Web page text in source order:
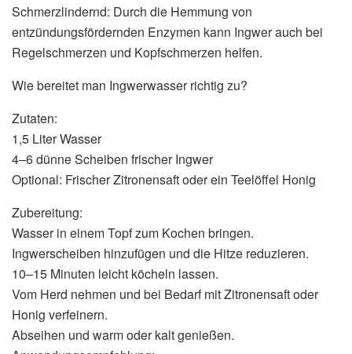
Schmerzlindernd: Durch die Hemmung von
entzündungsfördernden Enzymen kann Ingwer auch bei
Regelschmerzen und Kopfschmerzen helfen.
Wie bereitet man Ingwerwasser richtig zu?
Zutaten:
1,5 Liter Wasser
4–6 dünne Scheiben frischer Ingwer
Optional: Frischer Zitronensaft oder ein Teelöffel Honig
Zubereitung:
Wasser in einem Topf zum Kochen bringen.
Ingwerscheiben hinzufügen und die Hitze reduzieren.
10–15 Minuten leicht köcheln lassen.
Vom Herd nehmen und bei Bedarf mit Zitronensaft oder
Honig verfeinern.
Abseihen und warm oder kalt genießen.